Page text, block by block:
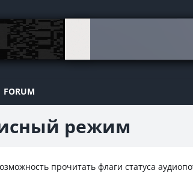
FORUM
режим
прочитать флаги статуса